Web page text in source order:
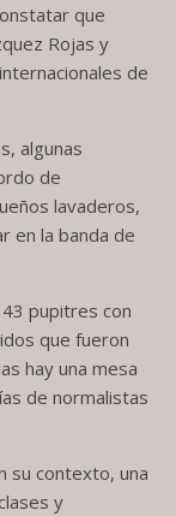
que
Rojas y
de
algunas
de
lavaderos,
en la banda de
pupitres con
que fueron
hay una mesa
de normalistas
su contexto, una
y